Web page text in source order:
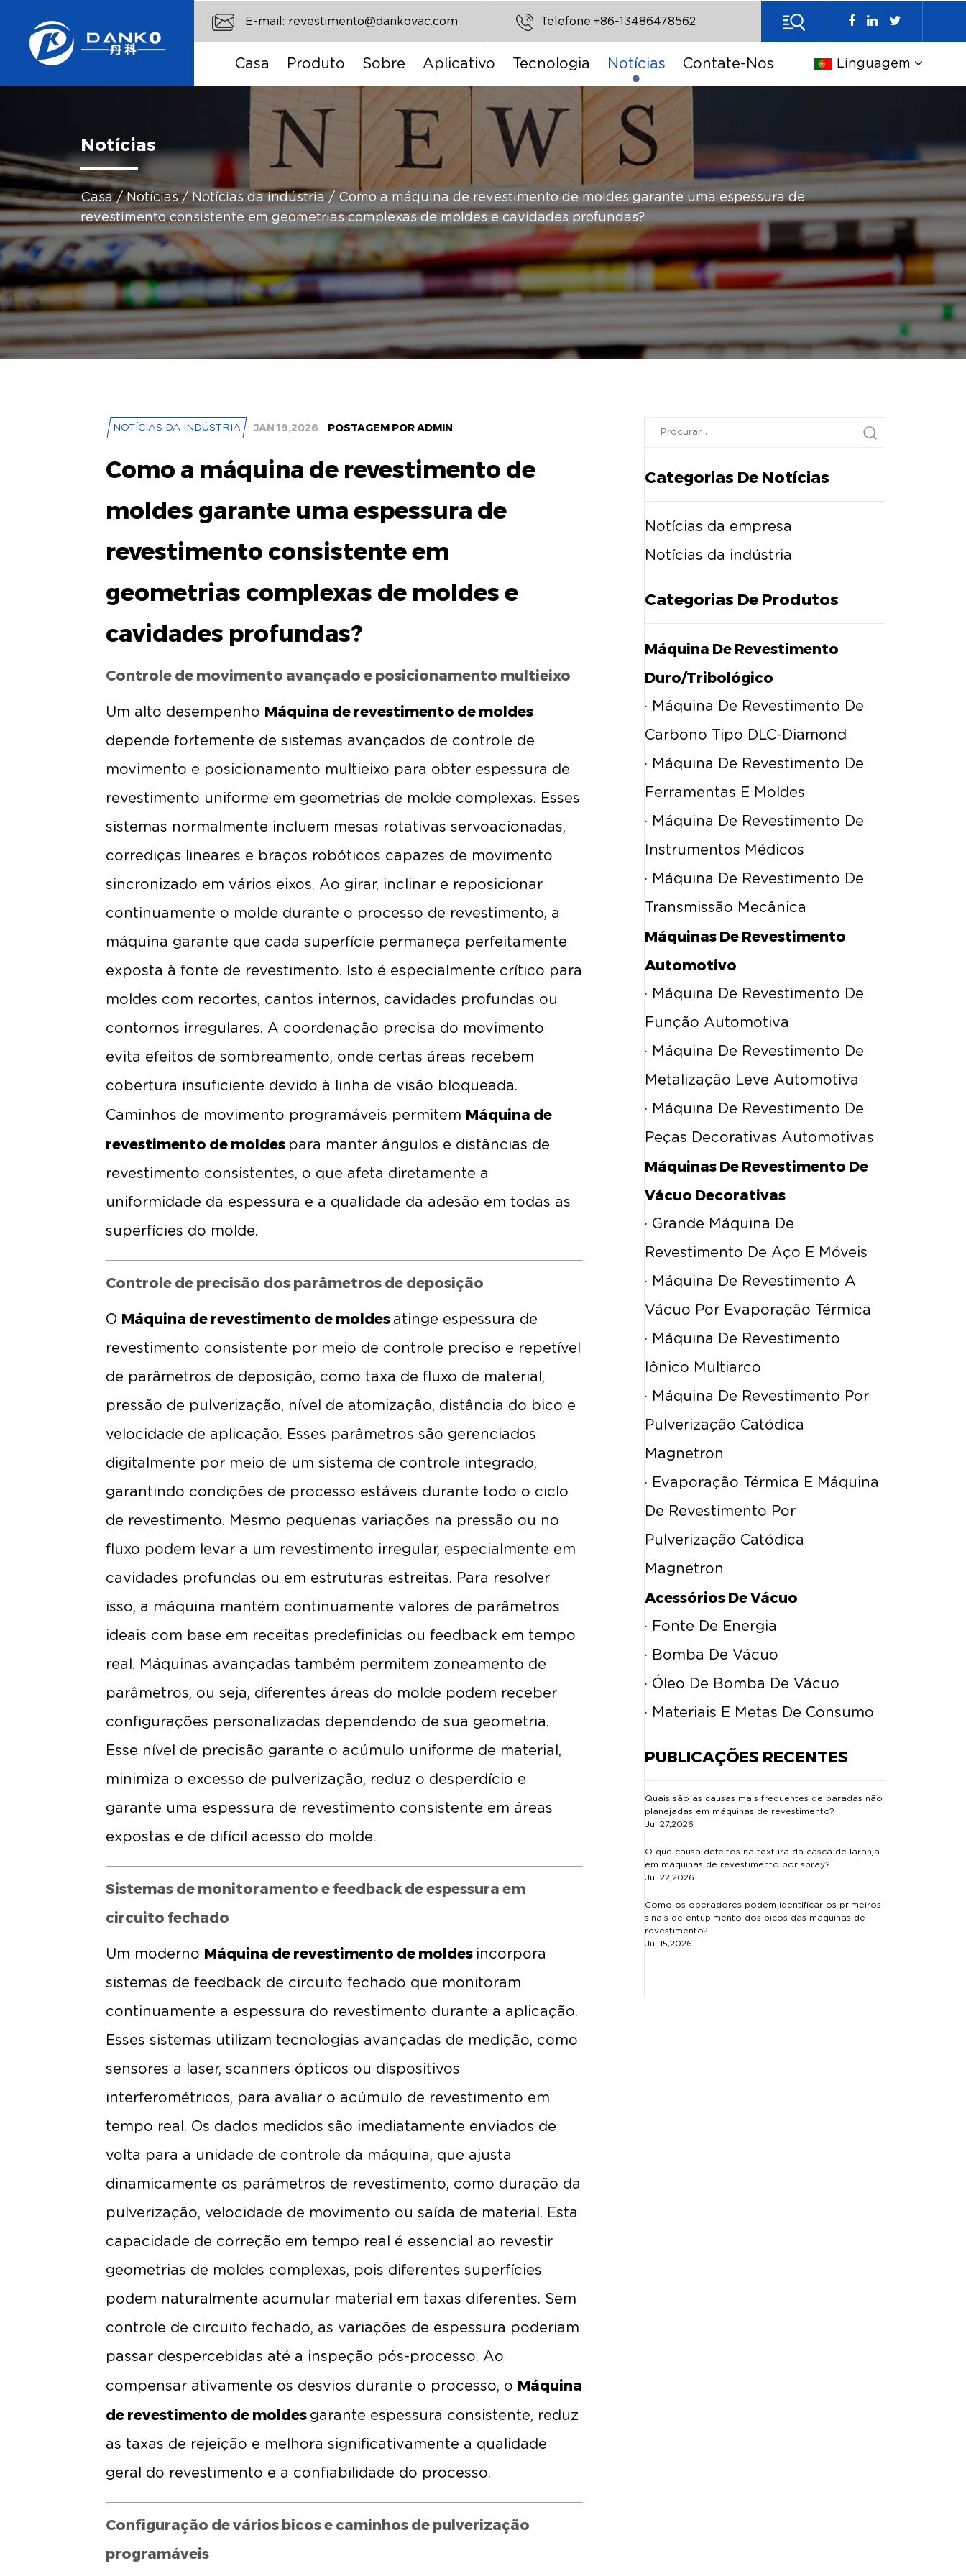
E-mail: revestimento@dankovac.com Telefone:+86-13486478562
Casa Produto Sobre Aplicativo Tecnologia Notícias Contate-Nos Linguagem
Notícias
Casa/Notícias/Notícias da indústria / Como a máquina de revestimento de moldes garante uma espessura de
revestimento consistente em geometrias complexas de moldes e cavidades profundas?
Categorias De Notícias
Notícias da empresa
Notícias da indústria
Categorias De Produtos
Máquina De Revestimento
Duro/tribológico
· Máquina De Revestimento De
Carbono Tipo DLC-Diamond
· Máquina De Revestimento De
Ferramentas E Moldes
· Máquina De Revestimento De
Instrumentos Médicos
· Máquina De Revestimento De
Transmissão Mecânica
Máquinas De Revestimento
Automotivo
· Máquina De Revestimento De
Função Automotiva
· Máquina De Revestimento De
Metalização Leve Automotiva
· Máquina De Revestimento De
Peças Decorativas Automotivas
Máquinas De Revestimento De
Vácuo Decorativas
· Grande Máquina De
Revestimento De Aço E Móveis
· Máquina De Revestimento A
Vácuo Por Evaporação Térmica
· Máquina De Revestimento
Iônico Multiarco
· Máquina De Revestimento Por
Pulverização Catódica
Magnetron
· Evaporação Térmica E Máquina
De Revestimento Por
Pulverização Catódica
Magnetron
Acessórios De Vácuo
· Fonte De Energia
· Bomba De Vácuo
· Óleo De Bomba De Vácuo
· Materiais E Metas De Consumo
PUBLICAÇÕES RECENTES
Quais são as causas mais frequentes de paradas não
planejadas em máquinas de revestimento?
Jul 27,2026
O que causa defeitos na textura da casca de laranja
em máquinas de revestimento por spray?
Jul 22,2026
Como os operadores podem identificar os primeiros
sinais de entupimento dos bicos das máquinas de
revestimento?
Jul 15,2026
NOTÍCIAS DA INDÚSTRIA JAN 19,2026 POSTAGEM POR ADMIN
Como a máquina de revestimento de
moldes garante uma espessura de
revestimento consistente em
geometrias complexas de moldes e
cavidades profundas?
Controle de movimento avançado e posicionamento multieixo
Um alto desempenho Máquina de revestimento de moldes
depende fortemente de sistemas avançados de controle de
movimento e posicionamento multieixo para obter espessura de
revestimento uniforme em geometrias de molde complexas. Esses
sistemas normalmente incluem mesas rotativas servoacionadas,
corrediças lineares e braços robóticos capazes de movimento
sincronizado em vários eixos. Ao girar, inclinar e reposicionar
continuamente o molde durante o processo de revestimento, a
máquina garante que cada superfície permaneça perfeitamente
exposta à fonte de revestimento. Isto é especialmente crítico para
moldes com recortes, cantos internos, cavidades profundas ou
contornos irregulares. A coordenação precisa do movimento
evita efeitos de sombreamento, onde certas áreas recebem
cobertura insuficiente devido à linha de visão bloqueada.
Caminhos de movimento programáveis permitem Máquina de
revestimento de moldes para manter ângulos e distâncias de
revestimento consistentes, o que afeta diretamente a
uniformidade da espessura e a qualidade da adesão em todas as
superfícies do molde.
Controle de precisão dos parâmetros de deposição
O Máquina de revestimento de moldes atinge espessura de
revestimento consistente por meio de controle preciso e repetível
de parâmetros de deposição, como taxa de fluxo de material,
pressão de pulverização, nível de atomização, distância do bico e
velocidade de aplicação. Esses parâmetros são gerenciados
digitalmente por meio de um sistema de controle integrado,
garantindo condições de processo estáveis ​​durante todo o ciclo
de revestimento. Mesmo pequenas variações na pressão ou no
fluxo podem levar a um revestimento irregular, especialmente em
cavidades profundas ou em estruturas estreitas. Para resolver
isso, a máquina mantém continuamente valores de parâmetros
ideais com base em receitas predefinidas ou feedback em tempo
real. Máquinas avançadas também permitem zoneamento de
parâmetros, ou seja, diferentes áreas do molde podem receber
configurações personalizadas dependendo de sua geometria.
Esse nível de precisão garante o acúmulo uniforme de material,
minimiza o excesso de pulverização, reduz o desperdício e
garante uma espessura de revestimento consistente em áreas
expostas e de difícil acesso do molde.
Sistemas de monitoramento e feedback de espessura em
circuito fechado
Um moderno Máquina de revestimento de moldes incorpora
sistemas de feedback de circuito fechado que monitoram
continuamente a espessura do revestimento durante a aplicação.
Esses sistemas utilizam tecnologias avançadas de medição, como
sensores a laser, scanners ópticos ou dispositivos
interferométricos, para avaliar o acúmulo de revestimento em
tempo real. Os dados medidos são imediatamente enviados de
volta para a unidade de controle da máquina, que ajusta
dinamicamente os parâmetros de revestimento, como duração da
pulverização, velocidade de movimento ou saída de material. Esta
capacidade de correção em tempo real é essencial ao revestir
geometrias de moldes complexas, pois diferentes superfícies
podem naturalmente acumular material em taxas diferentes. Sem
controle de circuito fechado, as variações de espessura poderiam
passar despercebidas até a inspeção pós-processo. Ao
compensar ativamente os desvios durante o processo, o Máquina
de revestimento de moldes garante espessura consistente, reduz
as taxas de rejeição e melhora significativamente a qualidade
geral do revestimento e a confiabilidade do processo.
Configuração de vários bicos e caminhos de pulverização
programáveis